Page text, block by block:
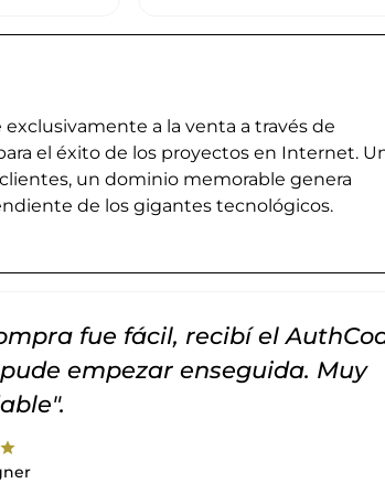
a la venta a través de
el éxito de los proyectos en Internet.
un dominio memorable genera
de los gigantes tecnológicos.
fue fácil, recibí el
empezar enseguida. Muy
star